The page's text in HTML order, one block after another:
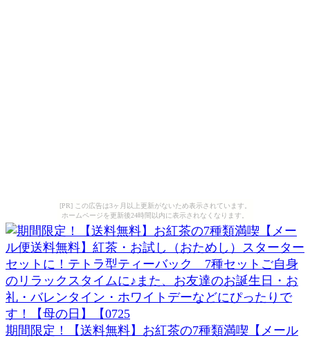
[PR] この広告は3ヶ月以上更新がないため表示されています。
ホームページを更新後24時間以内に表示されなくなります。
期間限定！【送料無料】お紅茶の7種類満喫【メール